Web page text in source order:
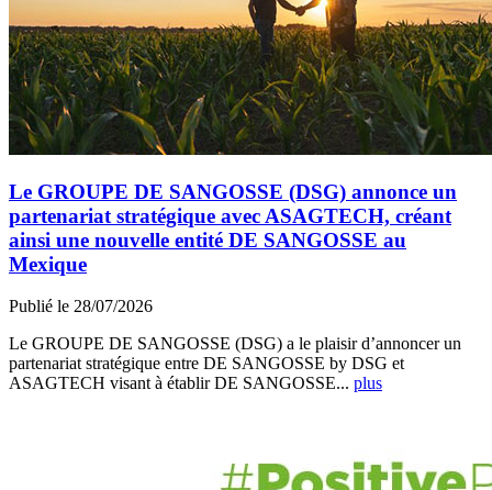
Le GROUPE DE SANGOSSE (DSG) annonce un
partenariat stratégique avec ASAGTECH, créant
ainsi une nouvelle entité DE SANGOSSE au
Mexique
Publié le 28/07/2026
Le GROUPE DE SANGOSSE (DSG) a le plaisir d’annoncer un
partenariat stratégique entre DE SANGOSSE by DSG et
ASAGTECH visant à établir DE SANGOSSE... plus